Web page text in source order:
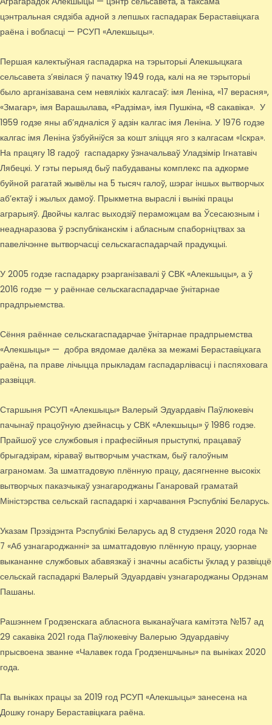
цэнтральная сядзіба адной з лепшых гаспадарак Бераставіцкага
раёна і вобласці — РСУП «Алекшыцы».
Першая калектыўная гаспадарка на тэрыторыі Алекшыцкага
сельсавета з’явілася ў пачатку 1949 года, калі на яе тэрыторыі
было арганізавана сем невялікіх калгасаў: імя Леніна, «17 верасня»,
«Змагар», імя Варашылава, «Радзіма», імя Пушкіна, «8 сакавіка». У
1959 годзе яны аб’ядналіся ў адзін калгас імя Леніна. У 1976 годзе
калгас імя Леніна ўзбуйніўся за кошт зліцця яго з калгасам «Іскра».
На працягу 18 гадоў гаспадарку ўзначальваў Уладзімір Ігнатавіч
Лябецкі. У гэты перыяд быў пабудаваны комплекс па адкорме
буйной рагатай жывёлы на 5 тысяч галоў, шэраг іншых вытворчых
аб’ектаў і жылых дамоў. Прыкметна выраслі і вынікі працы
аграрыяў. Двойчы калгас выходзіў пераможцам ва Ўсесаюзным і
неаднаразова ў рэспубліканскім і абласным спаборніцтвах за
павелічэнне вытворчасці сельскагаспадарчай прадукцыі.
У 2005 годзе гаспадарку рэарганізавалі ў СВК «Алекшыцы», а ў
2016 годзе — у раённае сельскагаспадарчае ўнітарнае
прадпрыемства.
Сёння раённае сельскагаспадарчае ўнітарнае прадпрыемства
«Алекшыцы» — добра вядомае далёка за межамі Бераставіцкага
раёна, па праве лічыцца прыкладам гаспадарлівасці і паспяховага
развіцця.
Старшыня РСУП «Алекшыцы» Валерый Эдуардавіч Паўлюкевіч
пачынаў працоўную дзейнасць у СВК «Алекшыцы» ў 1986 годзе.
Прайшоў усе службовыя і прафесійныя прыступкі, працаваў
брыгадзірам, кіраваў вытворчым участкам, быў галоўным
аграномам. За шматгадовую плённую працу, дасягненне высокіх
вытворчых паказчыкаў узнагароджаны Ганаровай граматай
Міністэрства сельскай гаспадаркі і харчавання Рэспублікі Беларусь.
Указам Прэзідэнта Рэспублікі Беларусь ад 8 студзеня 2020 года №
7 «Аб узнагароджанні» за шматгадовую плённую працу, узорнае
выкананне службовых абавязкаў і значны асабісты ўклад у развіццё
сельскай гаспадаркі Валерый Эдуардавіч узнагароджаны Ордэнам
Пашаны.
Рашэннем Гродзенскага абласнога выканаўчага камітэта №157 ад
29 сакавіка 2021 года Паўлюкевічу Валерыю Эдуардавічу
прысвоена званне «Чалавек года Гродзеншчыны» па выніках 2020
года.
Па выніках працы за 2019 год РСУП «Алекшыцы» занесена на
Дошку гонару Бераставіцкага раёна.